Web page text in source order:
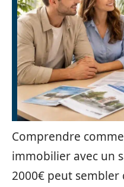
Comprendre
immobilier avec un
2000€ peut sembler